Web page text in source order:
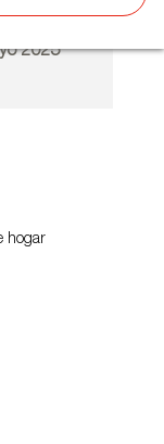
2025
hogar